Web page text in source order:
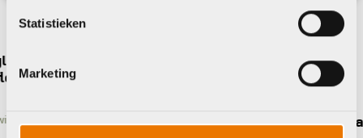
Statistieken
Marketing
BBB BCH-09 Sluitschakel